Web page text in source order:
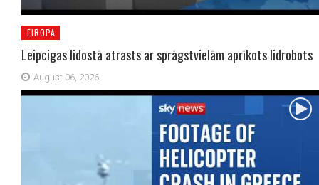
EIROPA
Leipcigas lidostā atrasts ar sprāgstvielām aprīkots lidrobots
August 06, 2026